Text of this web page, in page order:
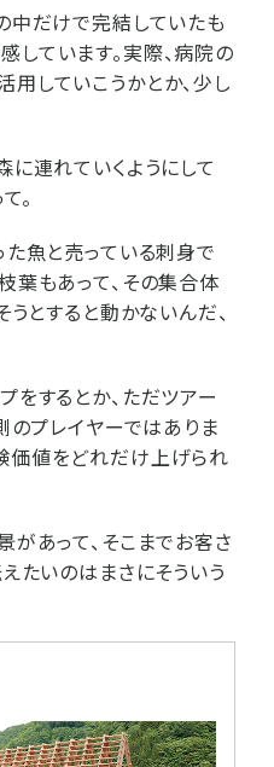
中だけで完結していたも
ています。実際、病院の
していこうかとか、少し
に連れていくようにして
。
た魚と売っている刺身で
葉もあって、その集合体
とすると動かないんだ、
をするとか、ただツアー
のプレイヤーではありま
価値をどれだけ上げられ
あって、そこまでお客さ
たいのはまさにそういう